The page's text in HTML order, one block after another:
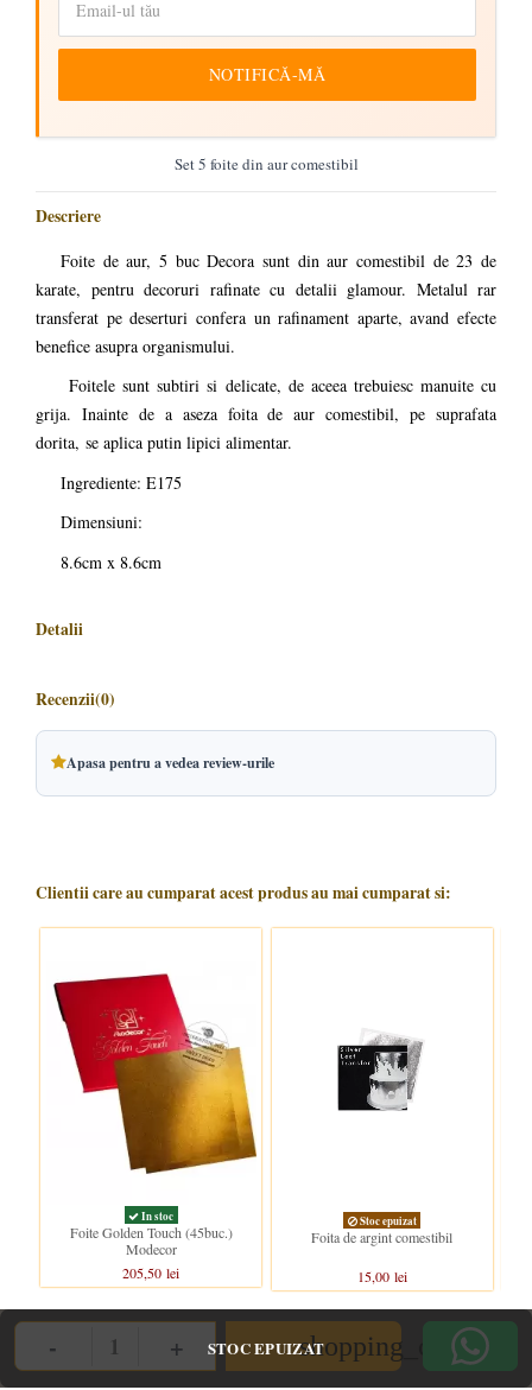
NOTIFICĂ-MĂ
Set 5 foite din aur comestibil
- Quantity + shopping_cart
STOC EPUIZAT
Descriere
Foite de aur, 5 buc Decora sunt din aur comestibil de 23 de
karate, pentru decoruri rafinate cu detalii glamour. Metalul rar
transferat pe deserturi confera un rafinament aparte, avand efecte
benefice asupra organismului.
Foitele sunt subtiri si delicate, de aceea trebuiesc manuite cu
grija. Inainte de a aseza foita de aur comestibil, pe suprafata
dorita, se aplica putin lipici alimentar.
Ingrediente: E175
Dimensiuni:
8.6cm x 8.6cm
Detalii
Recenzii(0)
Apasa pentru a vedea review-urile
Clientii care au cumparat acest produs au mai cumparat si:
In stoc
Foite Golden Touch (45buc.)
Modecor
205,50 lei
Stoc epuizat
Foita de argint comestibil
15,00 lei